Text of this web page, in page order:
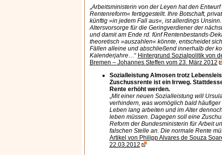
„Arbeitsministerin von der Leyen hat den
Rentenreform« fertiggestellt. Ihre Botschaft,
künftig »in jedem Fall aus«, ist allerdings
Altersvorsorge für die Geringverdiener der
und damit am Ende rd. fünf Rentenbestands-
theoretisch »auszahlen« könnte, entscheidet
Fällen alleine und abschließend innerhalb der
Kalenderjahre…“ Hintergrund Sozialpolitik von
Bremen – Johannes Steffen vom 23. März 2012
Sozialleistung Almosen trotz
Zuschussrente ist ein Irrweg.
Rente erhöht werden.
„Mit einer neuen Sozialleistung will
verhindern, was womöglich bald
Leben lang arbeiten und im Alter
leben müssen. Dagegen soll eine
Reform der Bundesministerin für Arbeit
falschen Stelle an. Die normale Rente
Artikel von Philipp Alvares de Souza
22.03.2012